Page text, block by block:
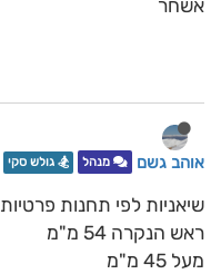
אשחר
אוהב גשם מנהל 🏂 גולש סקי
שיאניות לפי תחנות פרטיות
ראש הנקרה 54 מ"מ
מעל 45 מ"מ